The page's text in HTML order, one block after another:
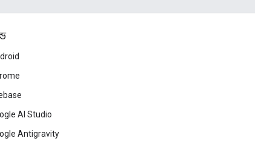
AI Studio
Antigravity